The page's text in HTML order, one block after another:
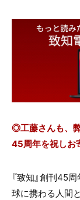
◎工藤さんも、
45周年を祝し
『致知』創刊45
球に携わる人間